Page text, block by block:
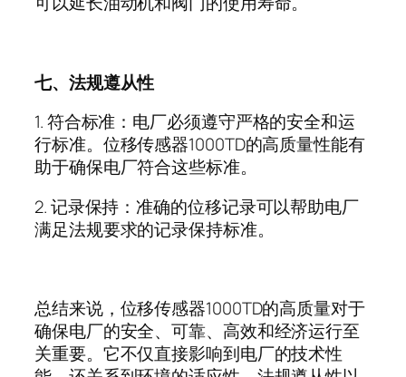
七、法规遵从性
1.符合标准：电厂必须遵守严格的安全和运
行标准。位移传感器1000TD的高质量性能有
助于确保电厂符合这些标准。
2.记录保持：准确的位移记录可以帮助电厂
满足法规要求的记录保持标准。
总结来说，位移传感器1000TD的高质量对于
确保电厂的安全、可靠、高效和经济运行至
关重要。它不仅直接影响到电厂的技术性